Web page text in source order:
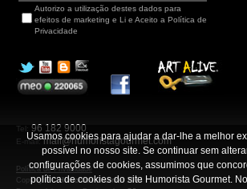
Autorizo a utilização destes dados para
efeitos de marketing e Li e Aceito a Política de
Privacidade
Tel: 96 182 9000
E-mail:mail@humoristagourmet.com
Política de Privacidade
Copyright ©Humorista Gourmet 2014
Usamos cookies para ajudar a dar-lhe a melhor
possível no nosso site. Se continuar sem
configurações de cookies, assumimos que
política de cookies do site Humorista Gourmet.